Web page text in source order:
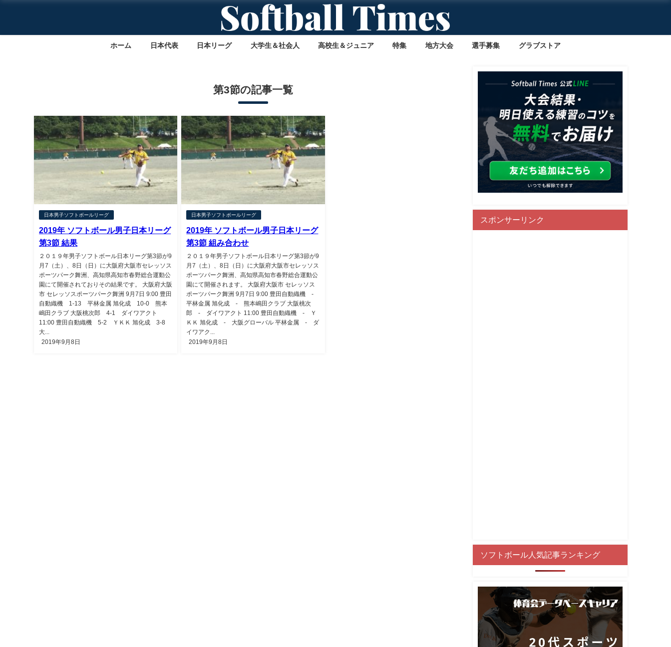
ホーム 日本代表 日本リーグ 大学生＆社会人 高校生＆ジュニア 特集 地方大会 選手募集 グラブストア
第3節の記事一覧
日本男子ソフトボールリーグ
2019年 ソフトボール男子日本リーグ
第3節 結果
２０１９年男子ソフトボール日本リーグ第3節が9
月7（土）、8日（日）に大阪府大阪市セレッソス
ポーツパーク舞洲、高知県高知市春野総合運動公
園にて開催されておりその結果です。 大阪府大阪
市 セレッソスポーツパーク舞洲 9月7日 9:00 豊田
自動織機 1-13 平林金属 旭化成 10-0 熊本
嶋田クラブ 大阪桃次郎 4-1 ダイワアクト
11:00 豊田自動織機 5-2 ＹＫＫ 旭化成 3-8
大...
2019年9月8日
日本男子ソフトボールリーグ
2019年 ソフトボール男子日本リーグ
第3節 組み合わせ
２０１９年男子ソフトボール日本リーグ第3節が9
月7（土）、8日（日）に大阪府大阪市セレッソス
ポーツパーク舞洲、高知県高知市春野総合運動公
園にて開催されます。 大阪府大阪市 セレッソス
ポーツパーク舞洲 9月7日 9:00 豊田自動織機 -
平林金属 旭化成 - 熊本嶋田クラブ 大阪桃次
郎 - ダイワアクト 11:00 豊田自動織機 - Ｙ
ＫＫ 旭化成 - 大阪グローバル 平林金属 - ダ
イワアク...
2019年9月8日
スポンサーリンク
ソフトボール人気記事ランキング